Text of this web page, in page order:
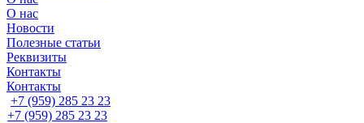
О нас
Новости
Полезные статьи
Реквизиты
Контакты
Контакты
+7 (959) 285 23 23
+7 (959) 285 23 23